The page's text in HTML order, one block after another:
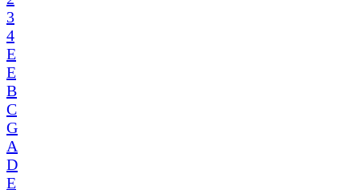
3
4
E
E
B
C
G
A
D
E